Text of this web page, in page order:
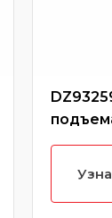
F3000